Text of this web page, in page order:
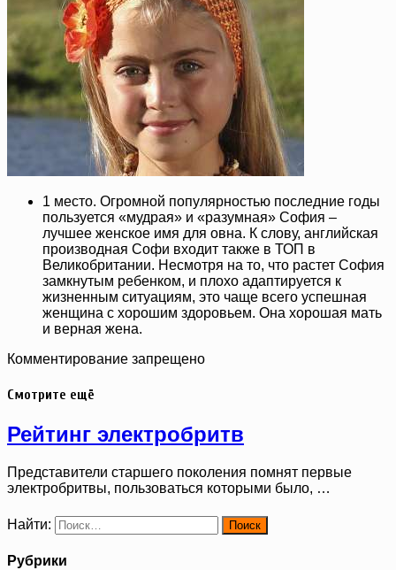
1 место. Огромной популярностью последние годы
пользуется «мудрая» и «разумная» София –
лучшее женское имя для овна. К слову, английская
производная Софи входит также в ТОП в
Великобритании. Несмотря на то, что растет София
замкнутым ребенком, и плохо адаптируется к
жизненным ситуациям, это чаще всего успешная
женщина с хорошим здоровьем. Она хорошая мать
и верная жена.
Комментирование запрещено
Смотрите ещё
Рейтинг электробритв
Представители старшего поколения помнят первые
электробритвы, пользоваться которыми было, …
Найти:
Рубрики